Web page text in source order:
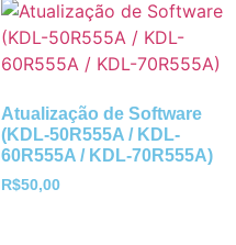
Atualização de Software
(KDL-50R555A / KDL-
60R555A / KDL-70R555A)
R$50,00